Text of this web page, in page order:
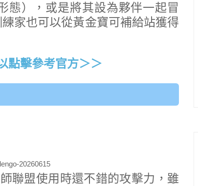
態），或是將其設為夥伴一起冒
家也可以從黃金寶可補給站獲得
點擊參考官方＞＞
聯盟使用時還不錯的攻擊力，雖